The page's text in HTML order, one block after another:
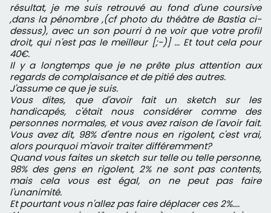
résultat, je me suis retrouvé au fond d'une coursive
,dans la pénombre ,(cf photo du théâtre de Bastia ci-
dessus), avec un son pourri à ne voir que votre profil
droit, qui n'est pas le meilleur [;-)] ... Et tout cela pour
40€.
Il y a longtemps que je ne prête plus attention aux
regards de complaisance et de pitié des autres.
J'assume ce que je suis.
Vous dites, que d'avoir fait un sketch sur les
handicapés, c'était nous considérer comme des
personnes normales, et vous avez raison de l'avoir fait.
Vous avez dit, 98% d'entre nous en rigolent, c'est vrai,
alors pourquoi m'avoir traiter différemment?
Quand vous faites un sketch sur telle ou telle personne,
98% des gens en rigolent, 2% ne sont pas contents,
mais cela vous est égal, on ne peut pas faire
l'unanimité.
Et pourtant vous n'allez pas faire déplacer ces 2%....